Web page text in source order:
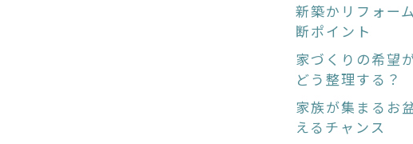
新築かリフォー
断ポイント
家づくりの希望
どう整理する？
家族が集まるお
えるチャンス